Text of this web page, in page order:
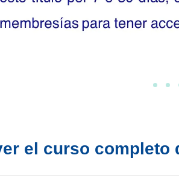
el curso